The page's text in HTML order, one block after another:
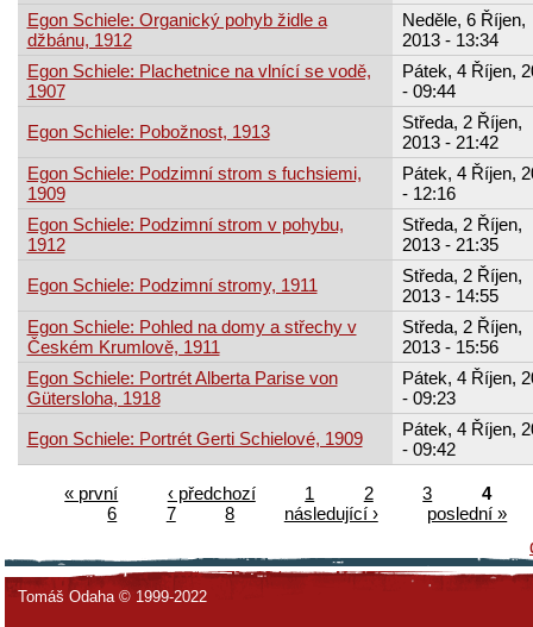
Egon Schiele: Organický pohyb židle a
džbánu, 1912
Neděle, 6 Říjen,
2013 - 13:34
Egon Schiele: Plachetnice na vlnící se vodě,
1907
Pátek, 4 Říjen,
- 09:44
Egon Schiele: Pobožnost, 1913
Středa, 2 Říjen,
2013 - 21:42
Egon Schiele: Podzimní strom s fuchsiemi,
1909
Pátek, 4 Říjen,
- 12:16
Egon Schiele: Podzimní strom v pohybu,
1912
Středa, 2 Říjen,
2013 - 21:35
Egon Schiele: Podzimní stromy, 1911
Středa, 2 Říjen,
2013 - 14:55
Egon Schiele: Pohled na domy a střechy v
Českém Krumlově, 1911
Středa, 2 Říjen,
2013 - 15:56
Egon Schiele: Portrét Alberta Parise von
Gütersloha, 1918
Pátek, 4 Říjen,
- 09:23
Egon Schiele: Portrét Gerti Schielové, 1909
Pátek, 4 Říjen,
- 09:42
« první ‹ předchozí 1 2 3
4
6
7 8 následující ›
poslední »
Tomáš Odaha © 1999-2022